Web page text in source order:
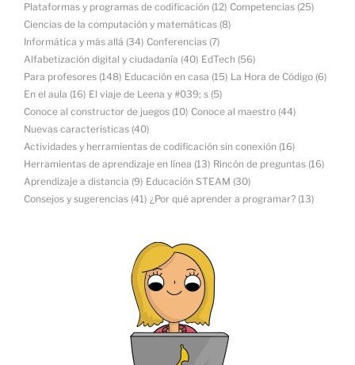
Plataformas y programas de codificación (12) Competencias (25)
Ciencias de la computación y matemáticas (8)
Informática y más allá (34) Conferencias (7)
Alfabetización digital y ciudadanía (40) EdTech (56)
Para profesores (148) Educación en casa (15) La Hora de Código (6)
En el aula (16) El viaje de Leena y #039; s (5)
Conoce al constructor de juegos (10) Conoce al maestro (44)
Nuevas características (40)
Actividades y herramientas de codificación sin conexión (16)
Herramientas de aprendizaje en línea (13) Rincón de preguntas (16)
Aprendizaje a distancia (9) Educación STEAM (30)
Consejos y sugerencias (41) ¿Por qué aprender a programar? (13)